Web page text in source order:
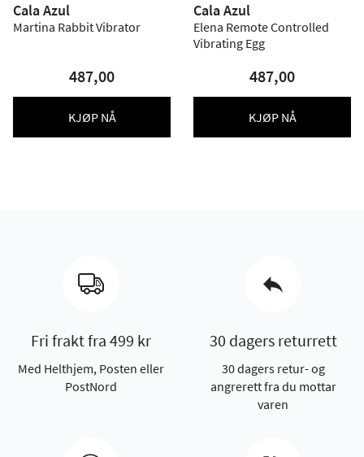
Cala Azul
Martina Rabbit Vibrator
487,00
KJØP NÅ
Cala Azul
Elena Remote Controlled
Vibrating Egg
487,00
KJØP NÅ
Fri frakt fra 499 kr
Med Helthjem, Posten eller
PostNord
30 dagers returrett
30 dagers retur- og
angrerett fra du mottar
varen